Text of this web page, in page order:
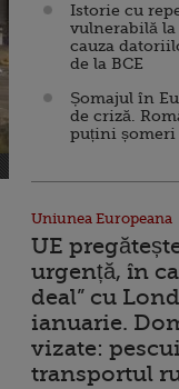
Istorie cu
vulnerabilă
cauza
de la BCE
Șomajul în
de criză.
puțini șomeri
Uniunea Europeana
UE
urgență, în
deal” cu
ianuarie.
vizate:
transportul